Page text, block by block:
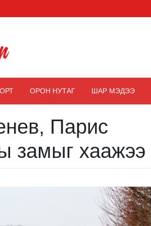
ОРОН НУТАГ ШАР МЭДЭЭ
Парис
замыг хаажээ